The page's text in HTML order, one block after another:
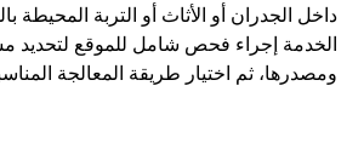
داخل الجدران أو الأثاث أو التربة المحيطة
الخدمة إجراء فحص شامل للموقع لتحديد
ومصدرها، ثم اختيار طريقة المعالجة